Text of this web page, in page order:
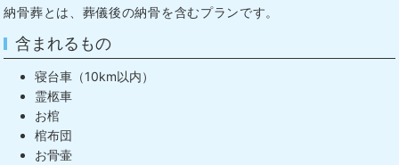
納骨葬とは、葬儀後の納骨を含むプランです。
含まれるもの
寝台車（10km以内）
霊柩車
お棺
棺布団
お骨壷